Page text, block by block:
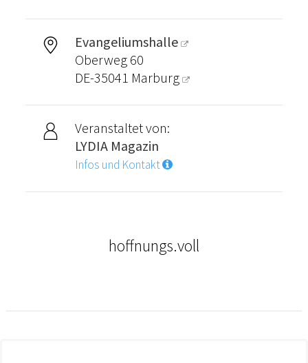
Evangeliumshalle
Oberweg 60
DE-35041 Marburg
Veranstaltet von:
LYDIA Magazin
Infos und Kontakt
hoffnungs.voll